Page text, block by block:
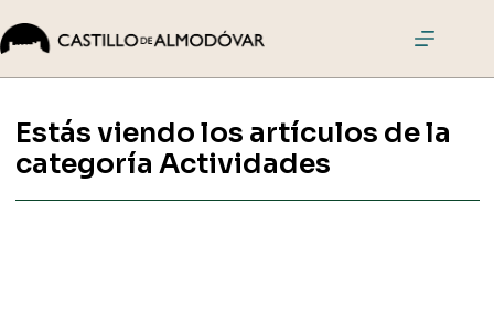
al
contenido
El
Visitas
Actividades
Eventos
Estás viendo los artículos de la
categoría Actividades